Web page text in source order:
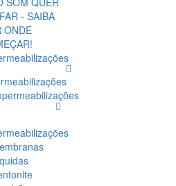
- SAIBA
ONDE